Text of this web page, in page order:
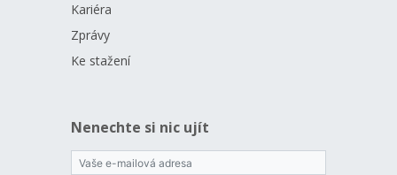
Kariéra
Zprávy
Ke stažení
Nenechte si nic ujít